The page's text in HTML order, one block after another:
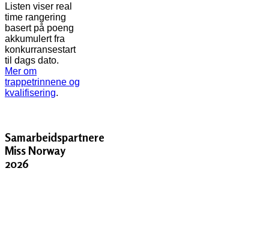
Listen viser real
time rangering
basert på poeng
akkumulert fra
konkurransestart
til dags dato.
Mer om
trappetrinnene og
kvalifisering.
Samarbeidspartnere
Miss Norway
2026